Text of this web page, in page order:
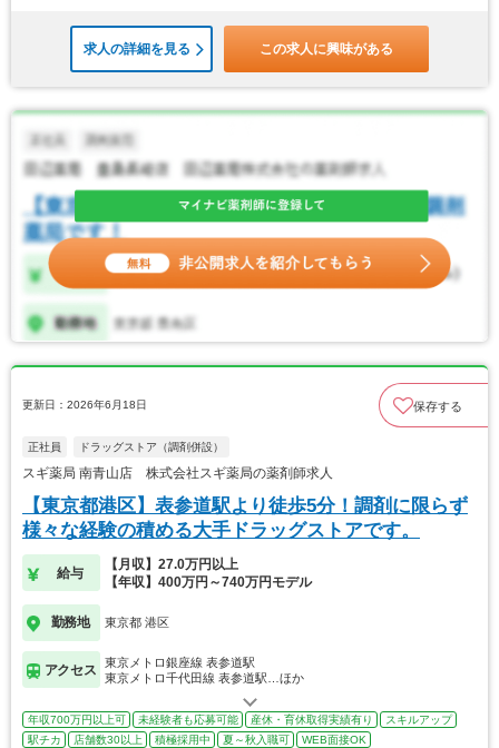
求人の詳細を見る この求人に興味がある
更新日：2026年6月18日 保存する
正社員 ドラッグストア（調剤併設）
スギ薬局 南青山店 株式会社スギ薬局の薬剤師求人
【東京都港区】表参道駅より徒歩5分！調剤に限らず
様々な経験の積める大手ドラッグストアです。
給与
【月収】27.0万円以上
【年収】400万円～740万円モデル
勤務地 東京都 港区
アクセス
東京メトロ銀座線 表参道駅
東京メトロ千代田線 表参道駅…ほか
年収700万円以上可 未経験者も応募可能 産休・育休取得実績有り
スキルアップ
駅チカ
店舗数30以上 積極採用中 夏～秋入職可 WEB面接OK